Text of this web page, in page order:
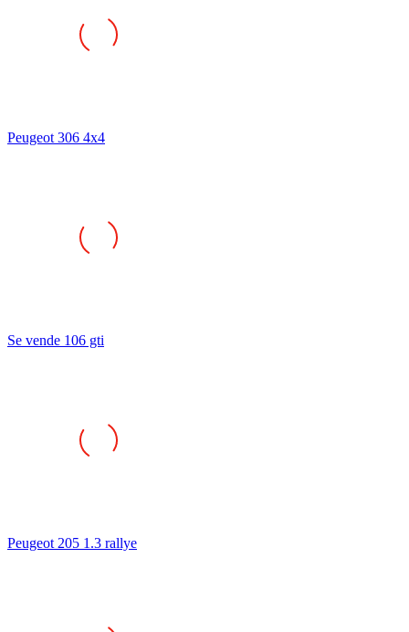
Peugeot 306 4x4
Se vende 106 gti
Peugeot 205 1.3 rallye